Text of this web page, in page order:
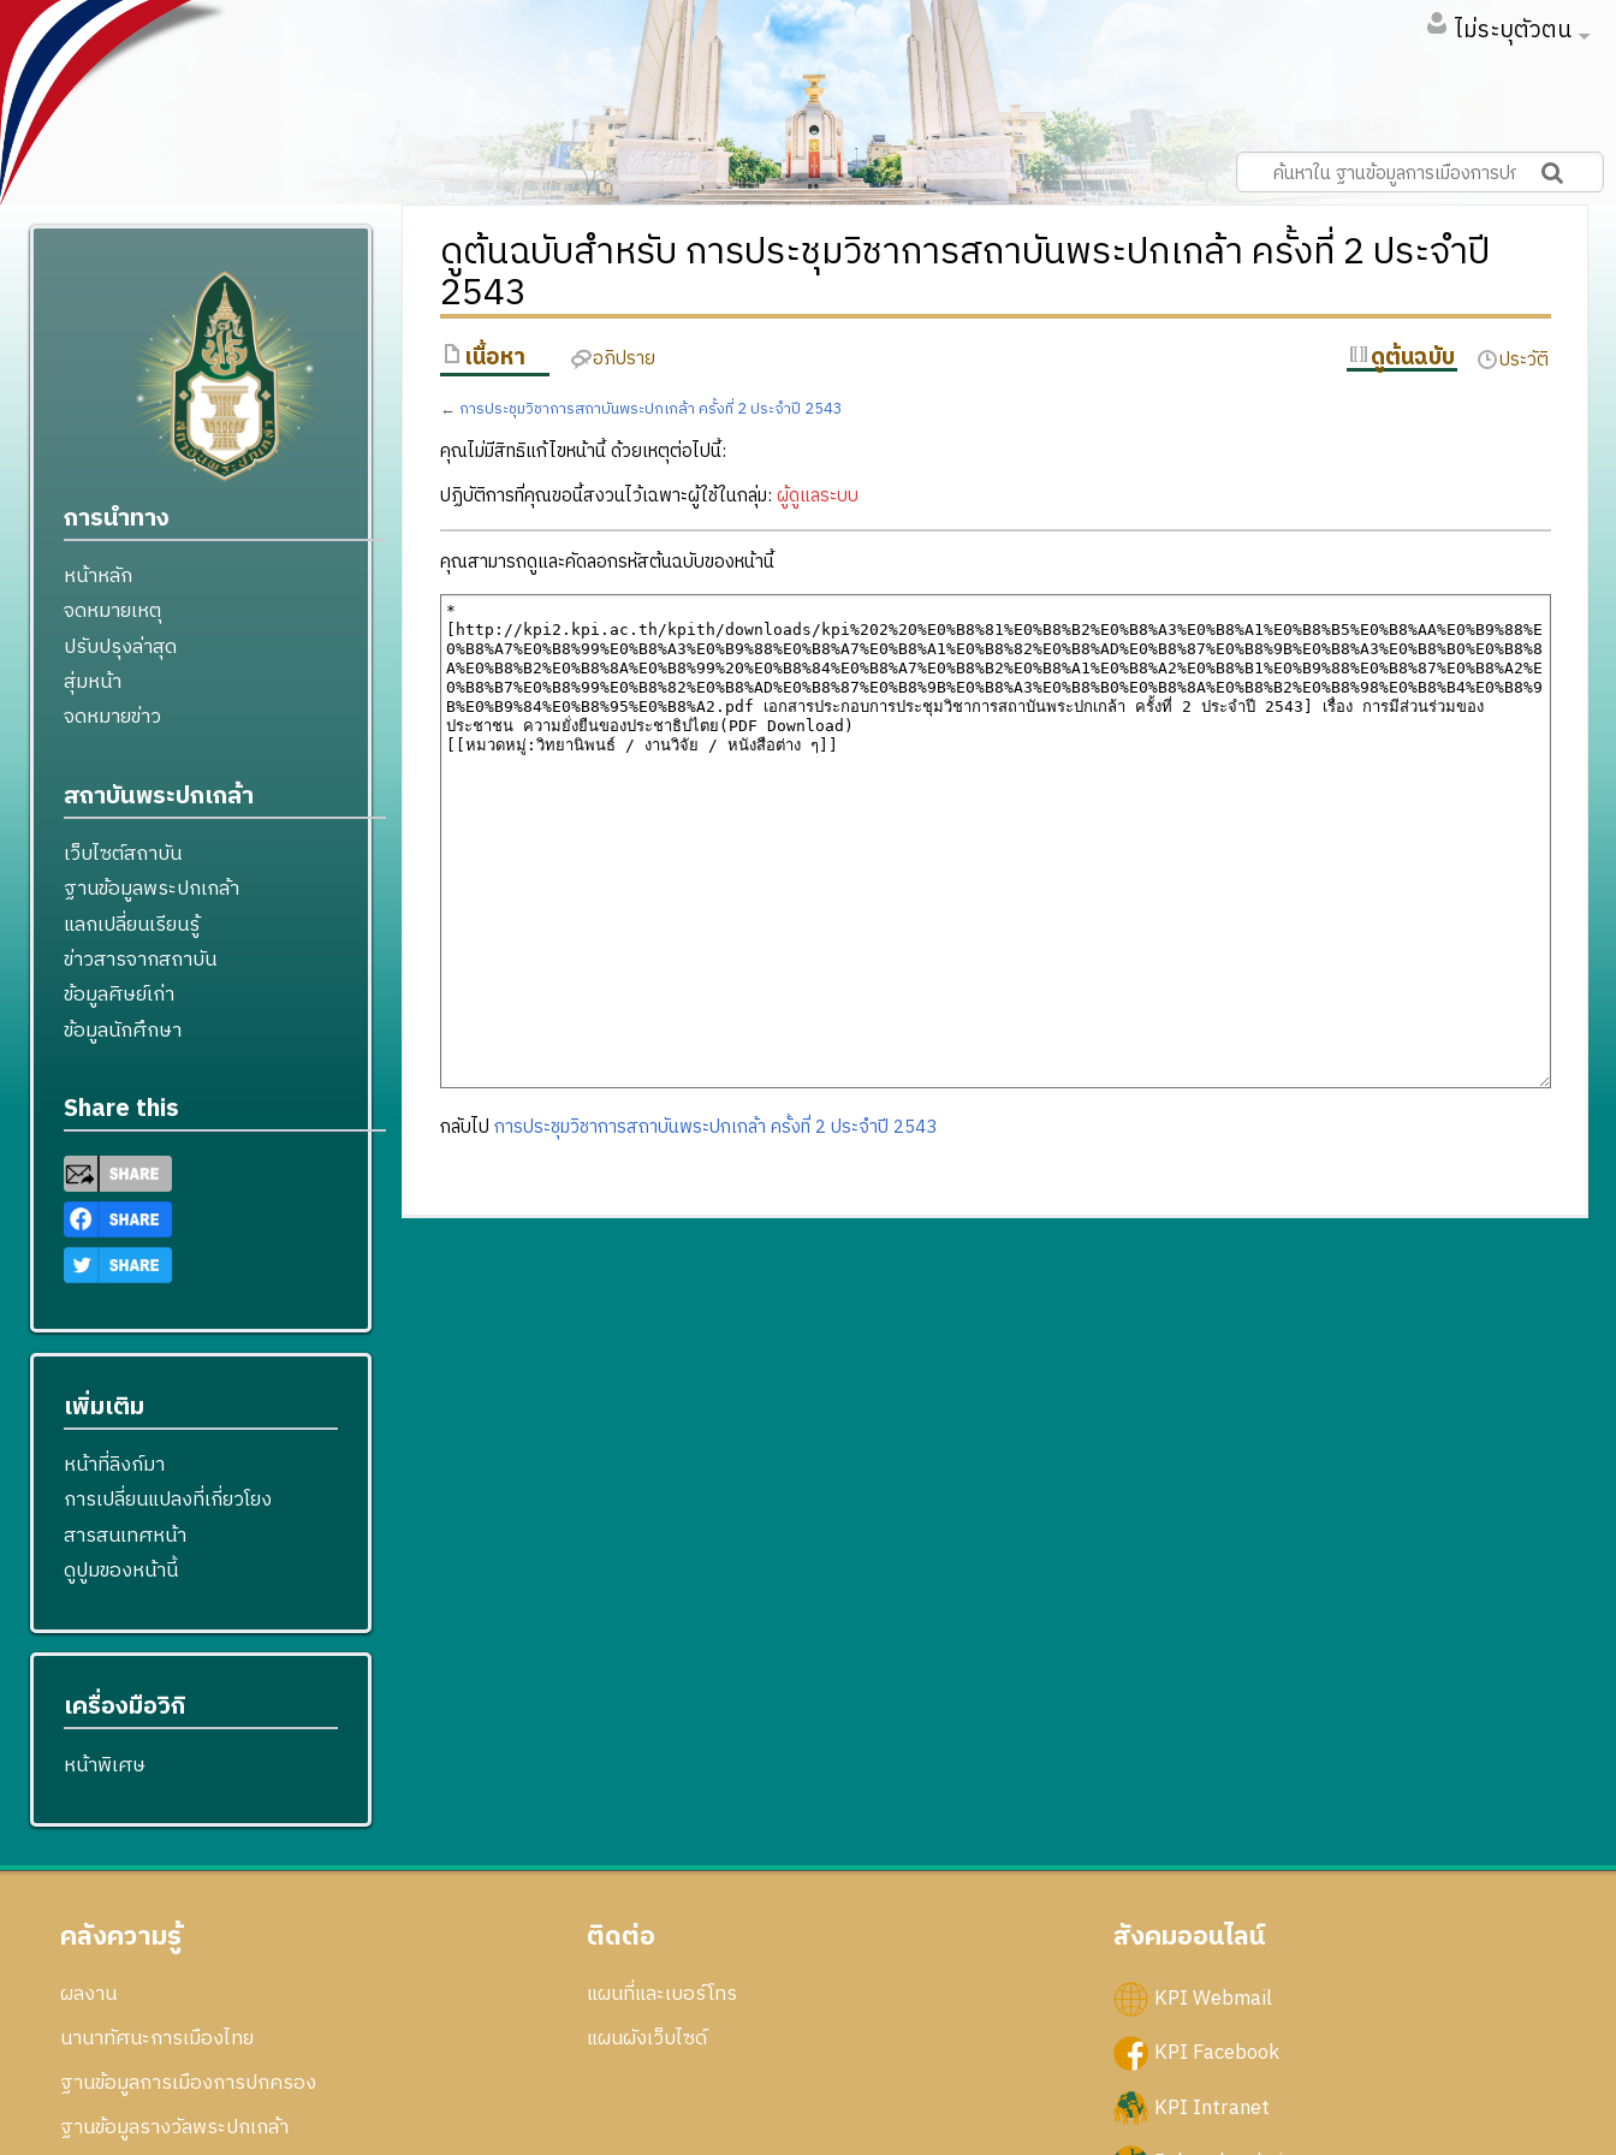
ไม่ระบุตัวตน
ดูต้นฉบับสำหรับ การประชุมวิชาการสถาบันพระปกเกล้า ครั้งที่ 2 ประจำปี
2543
เนื้อหา อภิปราย ดูต้นฉบับ ประวัติ
← การประชุมวิชาการสถาบันพระปกเกล้า ครั้งที่ 2 ประจำปี 2543
คุณไม่มีสิทธิแก้ไขหน้านี้ ด้วยเหตุต่อไปนี้:
ปฏิบัติการที่คุณขอนี้สงวนไว้เฉพาะผู้ใช้ในกลุ่ม: ผู้ดูแลระบบ
คุณสามารถดูและคัดลอกรหัสต้นฉบับของหน้านี้
กลับไป การประชุมวิชาการสถาบันพระปกเกล้า ครั้งที่ 2 ประจำปี 2543
การนำทาง
หน้าหลัก
จดหมายเหตุ
ปรับปรุงล่าสุด
สุ่มหน้า
จดหมายข่าว
สถาบันพระปกเกล้า
เว็บไซต์สถาบัน
ฐานข้อมูลพระปกเกล้า
แลกเปลี่ยนเรียนรู้
ข่าวสารจากสถาบัน
ข้อมูลศิษย์เก่า
ข้อมูลนักศึกษา
Share this
เพิ่มเติม
หน้าที่ลิงก์มา
การเปลี่ยนแปลงที่เกี่ยวโยง
สารสนเทศหน้า
ดูปูมของหน้านี้
เครื่องมือวิกิ
หน้าพิเศษ
คลังความรู้
ผลงาน
นานาทัศนะการเมืองไทย
ฐานข้อมูลการเมืองการปกครอง
ฐานข้อมูลรางวัลพระปกเกล้า
ติดต่อ
แผนที่และเบอร์โทร
แผนผังเว็บไซด์
สังคมออนไลน์
KPI Webmail
KPI Facebook
KPI Intranet